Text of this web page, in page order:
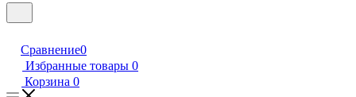
Сравнение0
Избранные товары 0
Корзина 0